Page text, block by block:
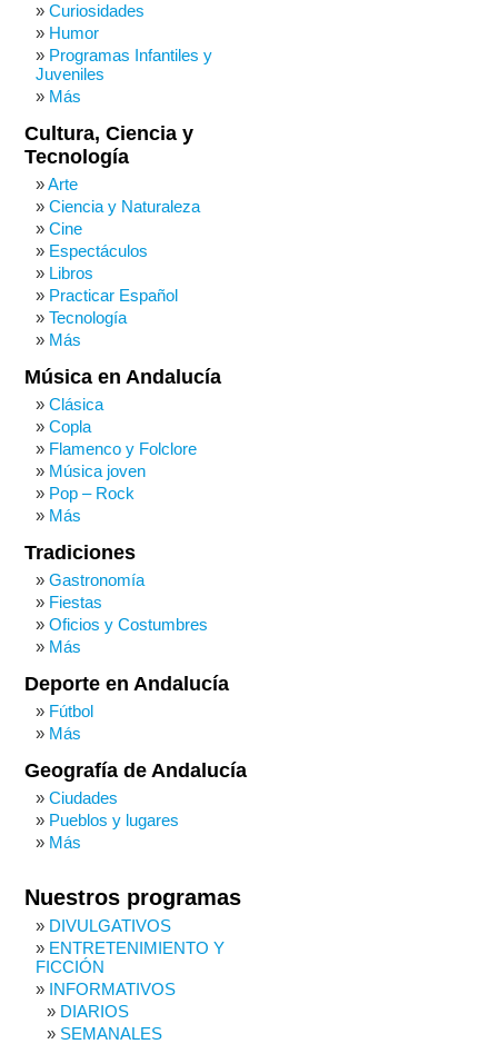
Curiosidades
Humor
Programas Infantiles y
Juveniles
Más
Cultura, Ciencia y
Tecnología
Arte
Ciencia y Naturaleza
Cine
Espectáculos
Libros
Practicar Español
Tecnología
Más
Música en Andalucía
Clásica
Copla
Flamenco y Folclore
Música joven
Pop – Rock
Más
Tradiciones
Gastronomía
Fiestas
Oficios y Costumbres
Más
Deporte en Andalucía
Fútbol
Más
Geografía de Andalucía
Ciudades
Pueblos y lugares
Más
Nuestros programas
DIVULGATIVOS
ENTRETENIMIENTO Y
FICCIÓN
INFORMATIVOS
DIARIOS
SEMANALES